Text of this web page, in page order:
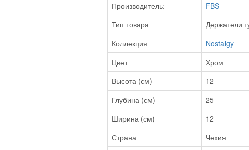
Производитель:
FBS
Тип товара
Держатели
Коллекция
Nostalgy
Цвет
Хром
Высота (см)
12
Глубина (см)
25
Ширина (см)
12
Страна
Чехия